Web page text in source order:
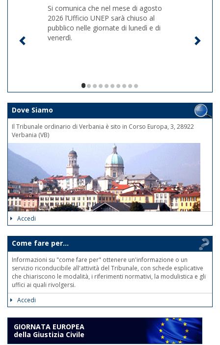
Si comunica che nel mese di agosto
2026 l’Ufficio UNEP sarà chiuso al
pubblico nelle giornate di lunedì e di
venerdì.
1/10
Dove Siamo
Il Tribunale ordinario di Verbania è sito in Corso Europa, 3, 28922
Verbania (VB)
Accedi
Come fare per...
Informazioni su "come fare per" ottenere un'informazione o un
servizio riconducibile all'attività del Tribunale, con schede esplicative
che chiariscono le modalità, i riferimenti normativi, la modulistica e gli
uffici ai quali rivolgersi.
Accedi
GIORNATA EUROPEA
della Giustizia Civile